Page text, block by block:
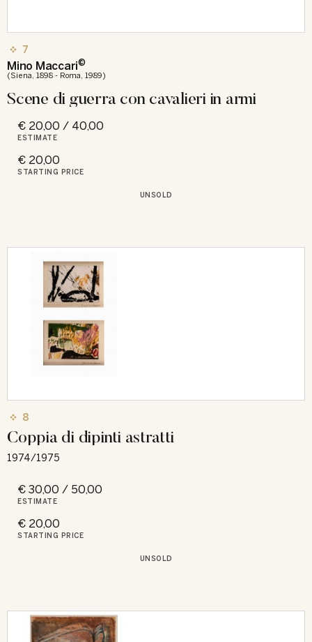
7
Mino Maccari©
(Siena, 1898 - Roma, 1989)
Scene di guerra con cavalieri in armi
€ 20,00 / 40,00
ESTIMATE
€ 20,00
STARTING PRICE
UNSOLD
8
Coppia di dipinti astratti
1974/1975
€ 30,00 / 50,00
ESTIMATE
€ 20,00
STARTING PRICE
UNSOLD